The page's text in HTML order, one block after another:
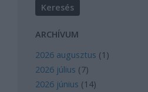
ARCHÍVUM
2026 augusztus (1 )
2026 július (7)
2026 június (14)